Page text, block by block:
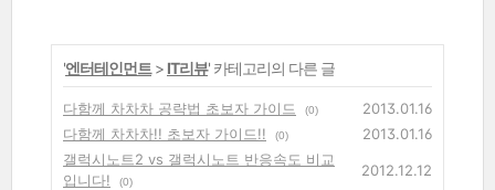
'엔터테인먼트 > IT리뷰' 카테고리의 다른 글
다함께 차차차 공략법 초보자 가이드 (0)
2013.01.16
다함께 차차차!! 초보자 가이드!!
(0)
2013.01.16
갤럭시노트2 vs 갤럭시노트 반응속도 비교
입니다!
(0)
2012.12.12